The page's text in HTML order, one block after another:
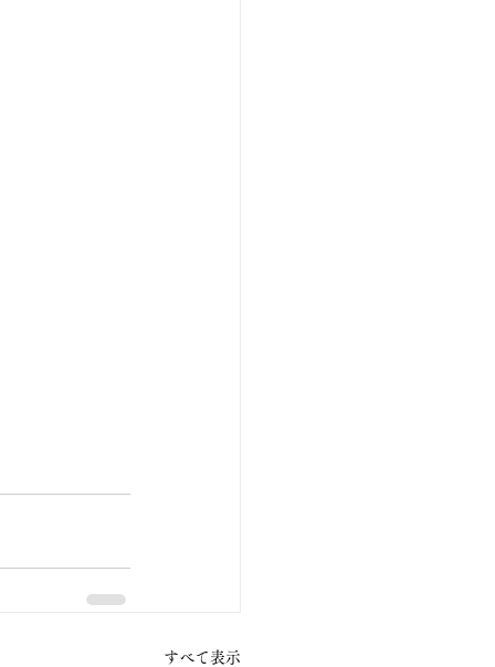
すべて表示